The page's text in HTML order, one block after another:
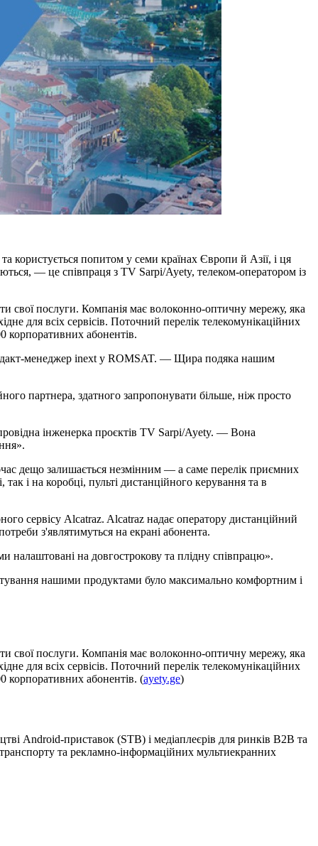
користується попитом у семи країнах Європи й Азії, і ця
— це співпраця з TV Sarpi/Ayety, телеком-оператором із
свої послуги. Компанія має волоконно-оптичну мережу, яка
для всіх сервісів. Поточний перелік телекомунікаційних
корпоративних абонентів.
менеджер inext у ROMSAT. — Щира подяка нашим
партнера, здатного запропонувати більше, ніж просто
інженерка проєктів TV Sarpi/Ayety. — Вона
дещо залишається незмінним — а саме перелік приємних
і на коробці, пульті дистанційного керування та в
сервісу Alcatraz. Alcatraz надає оператору дистанційний
з'являтимуться на екрані абонента.
налаштовані на довгострокову та плідну співпрацю».
нашими продуктами було максимально комфортним і
свої послуги. Компанія має волоконно-оптичну мережу, яка
для всіх сервісів. Поточний перелік телекомунікаційних
корпоративних абонентів. (ayety.ge)
Android-приставок (STB) і медіаплеєрів для ринків B2B та
та рекламно-інформаційних мультиекранних